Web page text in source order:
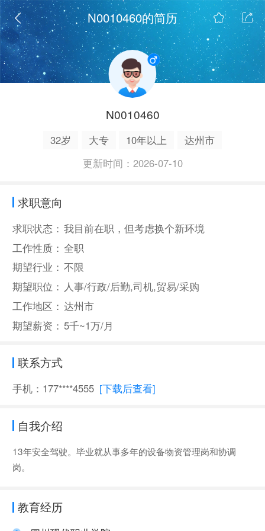
N0010460的简历
N0010460
32岁 大专 10年以上
达州市
更新时间：2026-07-10
求职意向
求职状态： 我目前在职，但考虑换个新环境
工作性质： 全职
期望行业： 不限
期望职位： 人事/行政/后勤,司机,贸易/采购
工作地区： 达州市
期望薪资： 5千~1万/月
联系方式
手机：177****4555 [下载后查看]
自我介绍
13年安全驾驶。毕业就从事多年的设备物资管理岗和协调
岗。
教育经历